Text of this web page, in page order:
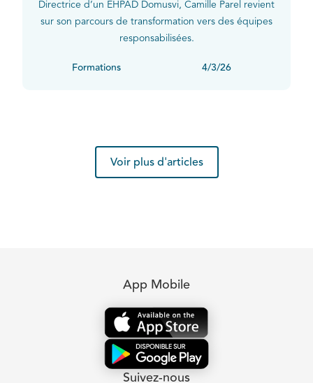
Directrice d’un EHPAD Domusvi, Camille Parel revient
sur son parcours de transformation vers des équipes
responsabilisées.
Formations 4/3/26
Voir plus d'articles
App Mobile
Suivez-nous